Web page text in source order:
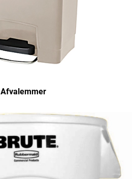
Afvalemmer